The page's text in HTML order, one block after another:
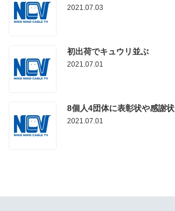
2021.07.03
初出荷でキュウリ並ぶ
2021.07.01
8個人4団体に表彰状や感謝状
2021.07.01